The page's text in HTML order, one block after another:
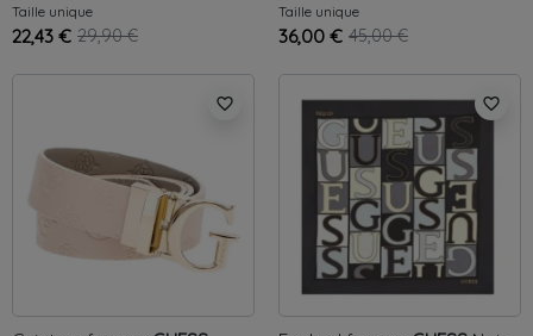
Taille unique
22,43 € 29,90 €
Taille unique
36,00 € 45,00 €
favorite_border favorite_border